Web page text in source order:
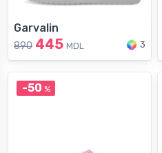
Garvalin
890 445 MDL 3
-50 %